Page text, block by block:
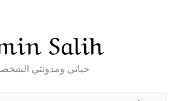
Salih
حياتي ومدونتي